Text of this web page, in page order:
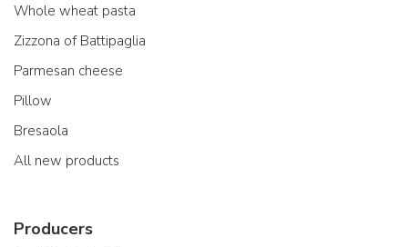
Whole wheat pasta
Zizzona of Battipaglia
Parmesan cheese
Pillow
Bresaola
All new products
Producers